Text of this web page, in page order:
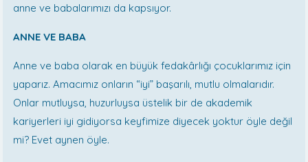
anne ve babalarımızı da kapsıyor.
ANNE VE BABA
Anne ve baba olarak en büyük fedakârlığı çocuklarımız için
yaparız. Amacımız onların “iyi” başarılı, mutlu olmalarıdır.
Onlar mutluysa, huzurluysa üstelik bir de akademik
kariyerleri iyi gidiyorsa keyfimize diyecek yoktur öyle değil
mi? Evet aynen öyle.